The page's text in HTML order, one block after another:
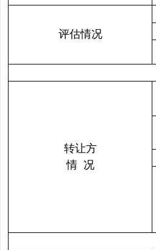
评估情况
转让方
情 况